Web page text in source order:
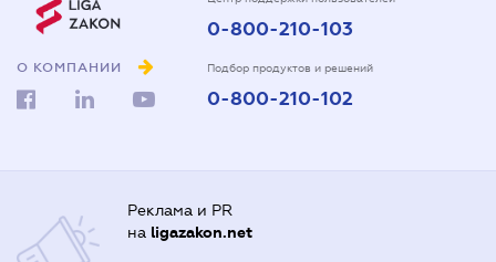
О КОМПАНИИ
0-800-210-103
Подбор продуктов и решений
0-800-210-102
Реклама и PR
на ligazakon.net